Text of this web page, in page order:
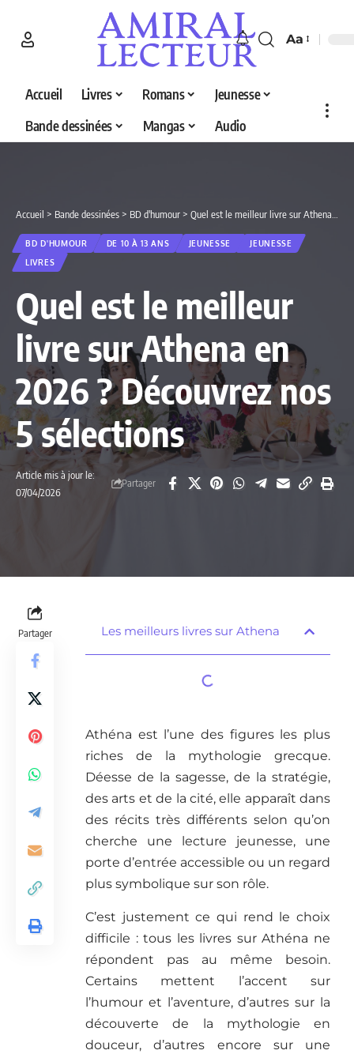
Aa
Accueil Livres Romans
Jeunesse
Bande dessinées
Mangas Audio
Accueil > Bande dessinées > BD d'humour > Quel est le meilleur livre sur Athena en 2026 ? Découvrez nos 5 sélections
BD D'HUMOUR DE 10 À 13 ANS JEUNESSE
JEUNESSE
LIVRES
Quel est le meilleur
livre sur Athena en
2026 ? Découvrez nos
5 sélections
Article mis à jour le:
07/04/2026
Partager
Partager Les meilleurs livres sur Athena
Athéna est l’une des figures les plus
riches de la mythologie grecque.
Déesse de la sagesse, de la stratégie,
des arts et de la cité, elle apparaît dans
des récits très différents selon qu’on
cherche une lecture jeunesse, une
porte d’entrée accessible ou un regard
plus symbolique sur son rôle.
C’est justement ce qui rend le choix
difficile : tous les livres sur Athéna ne
répondent pas au même besoin.
Certains mettent l’accent sur
l’humour et l’aventure, d’autres sur la
découverte de la mythologie en
douceur, d’autres encore sur une